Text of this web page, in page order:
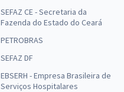
SEFAZ CE - Secretaria da
Fazenda do Estado do Ceará
PETROBRAS
SEFAZ DF
EBSERH - Empresa Brasileira de
Serviços Hospitalares